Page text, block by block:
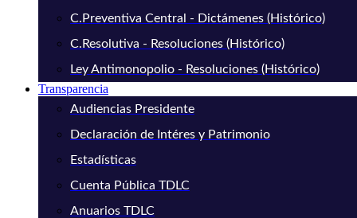
C.Preventiva Central - Dictámenes (Histórico)
C.Resolutiva - Resoluciones (Histórico)
Ley Antimonopolio - Resoluciones (Histórico)
Transparencia
Audiencias Presidente
Declaración de Intéres y Patrimonio
Estadísticas
Cuenta Pública TDLC
Anuarios TDLC